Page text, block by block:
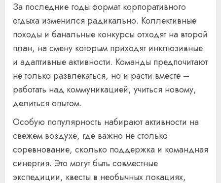
За последние годы формат корпоративного
отдыха изменился радикально. Коллективные
походы и банальные конкурсы отходят на второй
план, на смену которым приходят инклюзивные
и адаптивные активности. Команды предпочитают
не только развлекаться, но и расти вместе –
работать над коммуникацией, учиться новому,
делиться опытом.
Особую популярность набирают активности на
свежем воздухе, где важно не столько
соревнование, сколько поддержка и командная
синергия. Это могут быть совместные
экспедиции, квесты в необычных локациях,